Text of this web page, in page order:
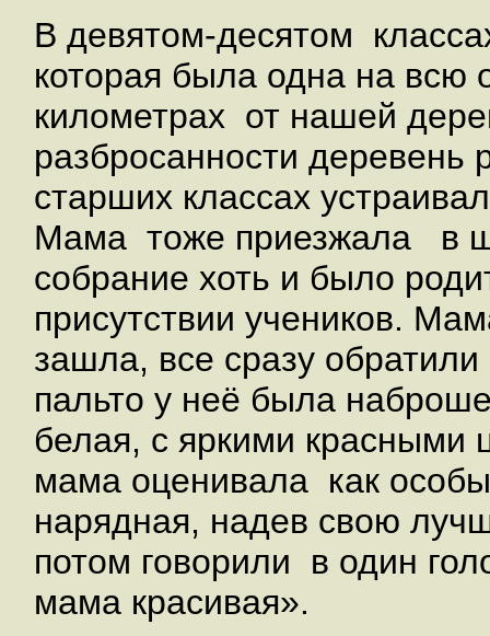
В девятом-десятом
которая была одна на всю
километрах от нашей
разбросанности
старших классах
Мама тоже приезжала в
собрание хоть и было
присутствии учеников.
зашла, все сразу
пальто у неё была
белая, с яркими
мама оценивала как
нарядная, надев свою
потом говорили в один
мама красивая».